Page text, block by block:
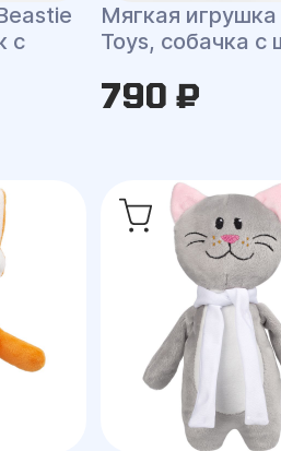
с
Мягкая
Toys, собачка
790 ₽